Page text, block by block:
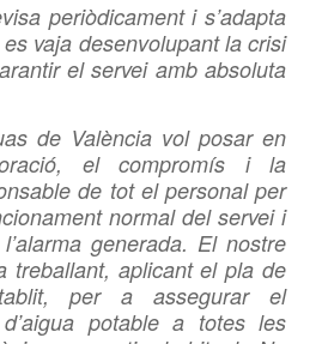
periòdicament i s’adapta
vaja desenvolupant la crisi
el servei amb absoluta
s de València vol posar en
el compromís i la
de tot el personal per
normal del servei i
generada. El nostre
treballant, aplicant el pla de
per a assegurar el
d’aigua potable a totes les